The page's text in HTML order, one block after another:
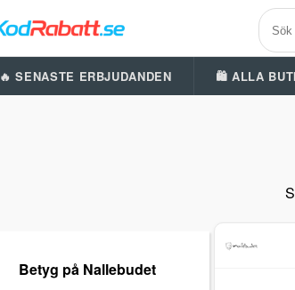
🔥 SENASTE ERBJUDANDEN 🛍️ ALLA
Betyg på Nallebudet